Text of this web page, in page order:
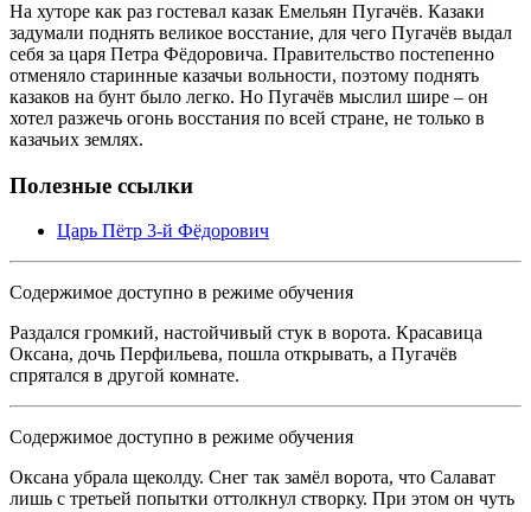
На хуторе как раз гостевал казак Емельян Пугачёв. Казаки
задумали поднять великое восстание, для чего Пугачёв выдал
себя за царя Петра Фёдоровича. Правительство постепенно
отменяло старинные казачьи вольности, поэтому поднять
казаков на бунт было легко. Но Пугачёв мыслил шире – он
хотел разжечь огонь восстания по всей стране, не только в
казачьих землях.
Полезные ссылки
Царь Пётр 3-й Фёдорович
Содержимое доступно в режиме обучения
Раздался громкий, настойчивый стук в ворота. Красавица
Оксана, дочь Перфильева, пошла открывать, а Пугачёв
спрятался в другой комнате.
Содержимое доступно в режиме обучения
Оксана убрала щеколду. Снег так замёл ворота, что Салават
лишь с третьей попытки оттолкнул створку. При этом он чуть